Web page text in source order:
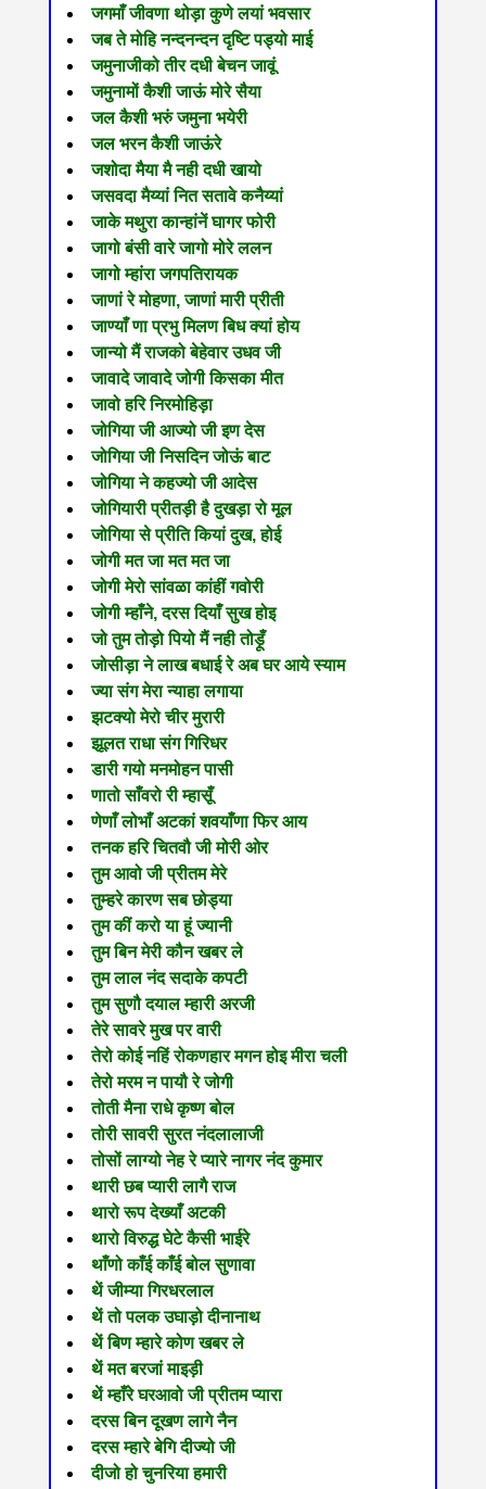
जगमाँ जीवणा थोड़ा कुणे लयां भवसार
जब ते मोहि नन्दनन्दन दृष्टि पड्यो माई
जमुनाजीको तीर दधी बेचन जावूं
जमुनामों कैशी जाऊं मोरे सैया
जल कैशी भरुं जमुना भयेरी
जल भरन कैशी जाऊंरे
जशोदा मैया मै नही दधी खायो
जसवदा मैय्यां नित सतावे कनैय्यां
जाके मथुरा कान्हांनें घागर फोरी
जागो बंसी वारे जागो मोरे ललन
जागो म्हांरा जगपतिरायक
जाणां रे मोहणा, जाणां मारी प्रीती
जाण्याँ णा प्रभु मिलण बिध क्यां होय
जान्यो मैं राजको बेहेवार उधव जी
जावादे जावादे जोगी किसका मीत
जावो हरि निरमोहिड़ा
जोगिया जी आज्यो जी इण देस
जोगिया जी निसदिन जोऊं बाट
जोगिया ने कहज्यो जी आदेस
जोगियारी प्रीतड़ी है दुखड़ा रो मूल
जोगिया से प्रीति कियां दुख, होई
जोगी मत जा मत मत जा
जोगी मेरो सांवळा कांहीं गवोरी
जोगी म्हाँने, दरस दियाँ सुख होइ
जो तुम तोड़ो पियो मैं नही तोड़ूँ
जोसीड़ा ने लाख बधाई रे अब घर आये स्याम
ज्या संग मेरा न्याहा लगाया
झटक्यो मेरो चीर मुरारी
झूलत राधा संग गिरिधर
डारी गयो मनमोहन पासी
णातो साँवरो री म्हासूँ
णेणाँ लोभाँ अटकां शवयाँणा फिर आय
तनक हरि चितवौ जी मोरी ओर
तुम आवो जी प्रीतम मेरे
तुम्हरे कारण सब छोड्या
तुम कीं करो या हूं ज्यानी
तुम बिन मेरी कौन खबर ले
तुम लाल नंद सदाके कपटी
तुम सुणौ दयाल म्हारी अरजी
तेरे सावरे मुख पर वारी
तेरो कोई नहिं रोकणहार मगन होइ मीरा चली
तेरो मरम न पायौ रे जोगी
तोती मैना राधे कृष्ण बोल
तोरी सावरी सुरत नंदलालाजी
तोसों लाग्यो नेह रे प्यारे नागर नंद कुमार
थारी छब प्यारी लागै राज
थारो रूप देख्याँ अटकी
थारो विरुद्ध घेटे कैसी भाईरे
थाँणो काँई काँई बोल सुणावा
थें जीम्या गिरधरलाल
थें तो पलक उघाड़ो दीनानाथ
थें बिण म्हारे कोण खबर ले
थें मत बरजां माइड़ी
थें म्हाँरे घरआवो जी प्रीतम प्यारा
दरस बिन दूखण लागे नैन
दरस म्हारे बेगि दीज्यो जी
दीजो हो चुनरिया हमारी